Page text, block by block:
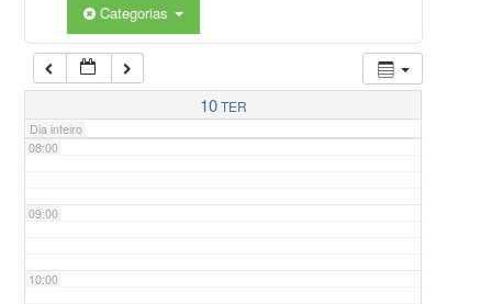
Categorias
10TER
Dia inteiro
07:00
08:00
09:00
10:00